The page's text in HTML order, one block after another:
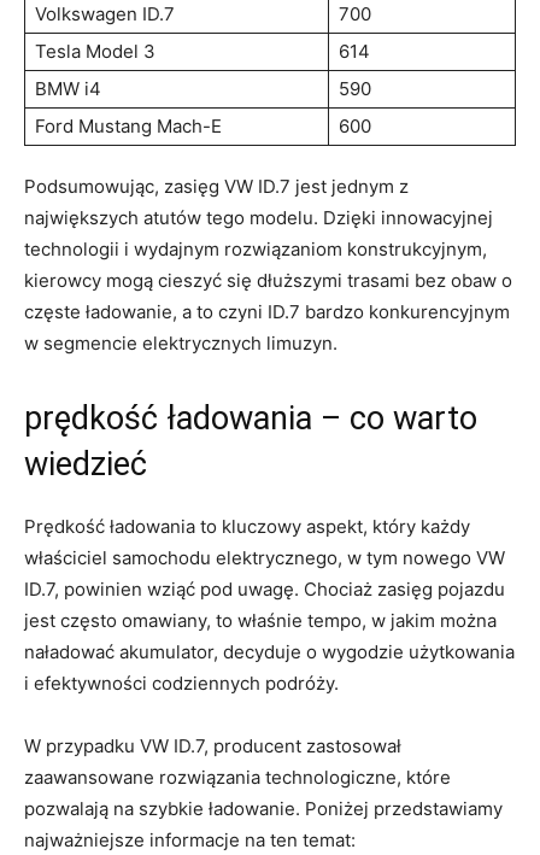
Volkswagen ID.7
700
Tesla Model 3
614
BMW i4
590
Ford Mustang Mach-E
600
Podsumowując, zasięg VW ID.7 jest jednym z
największych atutów tego modelu. Dzięki innowacyjnej
technologii i wydajnym rozwiązaniom konstrukcyjnym,
kierowcy mogą cieszyć się dłuższymi trasami bez obaw o
częste ładowanie, a to czyni ID.7 bardzo konkurencyjnym
w segmencie elektrycznych limuzyn.
prędkość ładowania – co warto
wiedzieć
Prędkość ładowania to kluczowy aspekt, który każdy
właściciel samochodu elektrycznego, w tym nowego VW
ID.7, powinien wziąć pod uwagę. Chociaż zasięg pojazdu
jest często omawiany, to właśnie tempo, w jakim można
naładować akumulator, decyduje o wygodzie użytkowania
i efektywności codziennych podróży.
W przypadku VW ID.7, producent zastosował
zaawansowane rozwiązania technologiczne, które
pozwalają na szybkie ładowanie. Poniżej przedstawiamy
najważniejsze informacje na ten temat: